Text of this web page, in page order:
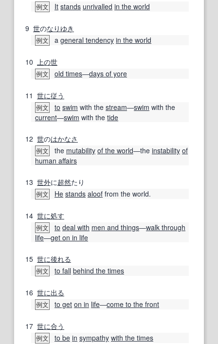
例文 It stands unrivalled in the world
9 世のなりゆき
例文 a general tendency in the world
10 上の世
例文 old times―days of yore
11 世に従う
例文 to swim with the stream―swim with the
current―swim with the tide
12 世のはかなさ
例文 the mutability of the world―the instability of
human affairs
13 世外に超然たり
例文 He stands aloof from the world.
14 世に処す
例文 to deal with men and things―walk through
life―get on in life
15 世に後れる
例文 to fall behind the times
16 世に出る
例文 to get on in life―come to the front
17 世に合う
例文 to be in sympathy with the times